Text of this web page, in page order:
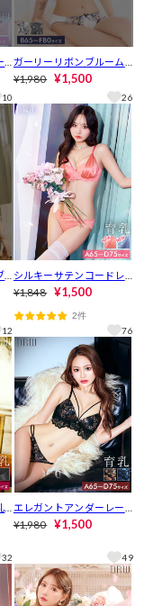
10
ガーリーリボンブルーム
ブラジャー&フルバックシ
¥1,980 ¥1,500
26
12
シルキーサテンコードレ
ース育乳ブラジャー&フル
気]
¥1,848 ¥1,500
2件
76
32
エレガントアンダーレー
スコード育乳ブラジャー&
¥1,980 ¥1,500
49